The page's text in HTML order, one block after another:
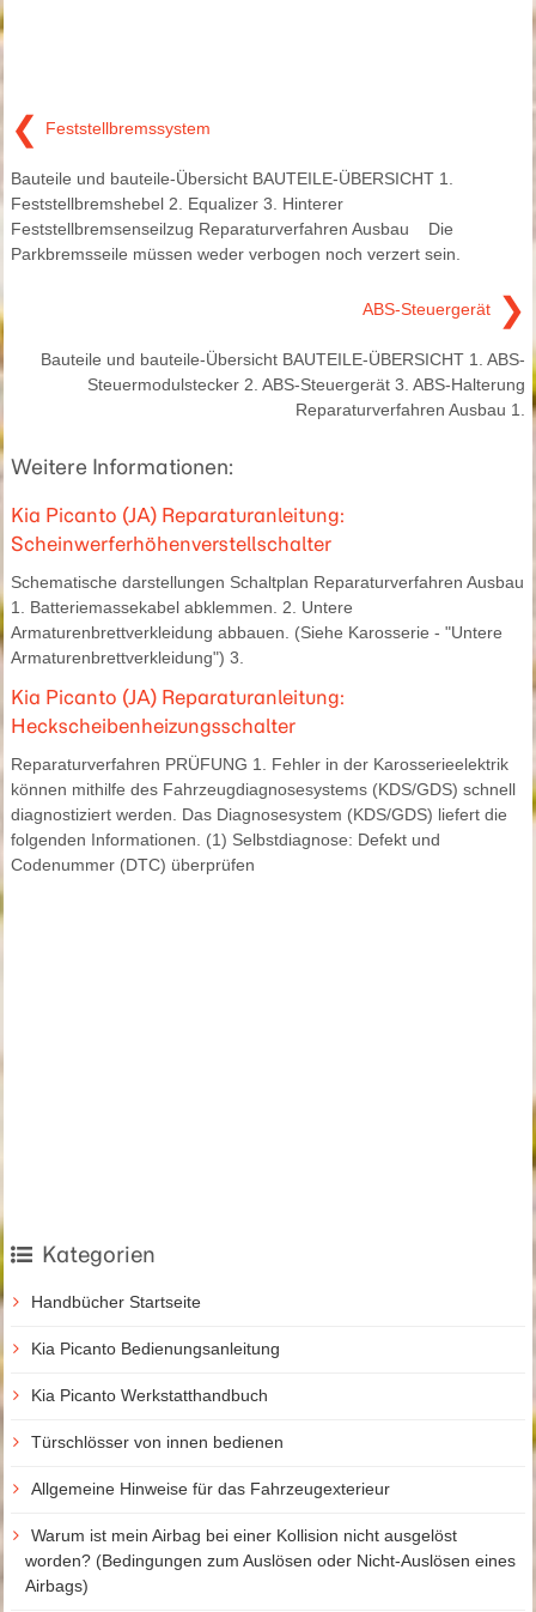
❮ Feststellbremssystem
Bauteile und bauteile-Übersicht BAUTEILE-ÜBERSICHT 1.
Feststellbremshebel 2. Equalizer 3. Hinterer
Feststellbremsenseilzug Reparaturverfahren Ausbau Die
Parkbremsseile müssen weder verbogen noch verzert sein.
ABS-Steuergerät ❯
Bauteile und bauteile-Übersicht BAUTEILE-ÜBERSICHT 1. ABS-
Steuermodulstecker 2. ABS-Steuergerät 3. ABS-Halterung
Reparaturverfahren Ausbau 1.
Weitere Informationen:
Kia Picanto (JA) Reparaturanleitung:
Scheinwerferhöhenverstellschalter
Schematische darstellungen Schaltplan Reparaturverfahren Ausbau
1. Batteriemassekabel abklemmen. 2. Untere
Armaturenbrettverkleidung abbauen. (Siehe Karosserie - "Untere
Armaturenbrettverkleidung") 3.
Kia Picanto (JA) Reparaturanleitung:
Heckscheibenheizungsschalter
Reparaturverfahren PRÜFUNG 1. Fehler in der Karosserieelektrik
können mithilfe des Fahrzeugdiagnosesystems (KDS/GDS) schnell
diagnostiziert werden. Das Diagnosesystem (KDS/GDS) liefert die
folgenden Informationen. (1) Selbstdiagnose: Defekt und
Codenummer (DTC) überprüfen
Kategorien
Handbücher Startseite
Kia Picanto Bedienungsanleitung
Kia Picanto Werkstatthandbuch
Türschlösser von innen bedienen
Allgemeine Hinweise für das Fahrzeugexterieur
Warum ist mein Airbag bei einer Kollision nicht ausgelöst
worden? (Bedingungen zum Auslösen oder Nicht-Auslösen eines
Airbags)